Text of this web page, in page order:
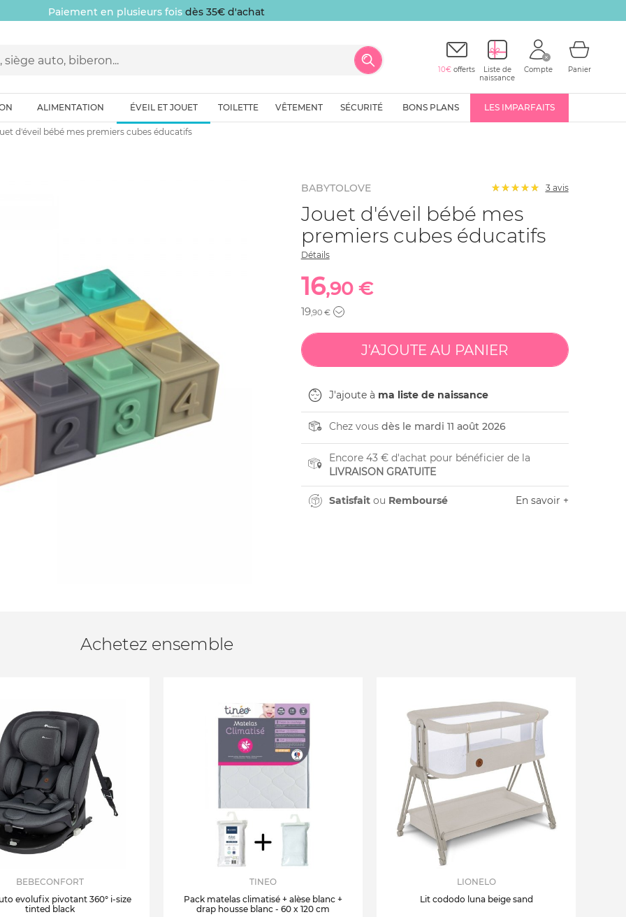
Paiement en plusieurs fois dès 35€ d'achat
10€ offerts
Liste de
naissance
Compte Panier
ALIMENTATION ÉVEIL ET JOUET TOILETTE VÊTEMENT SÉCURITÉ BONS PLANS LES IMPARFAITS
d'éveil bébé mes premiers cubes éducatifs
BABYTOLOVE 3avis
Jouet d'éveil bébé mes
premiers cubes éducatifs
Détails
16,90 €
19,90 €
J'ajoute à ma liste de naissance
Chez vous dès le mardi 11 août 2026
Encore 43 € d'achat pour bénéficier de la
LIVRAISON GRATUITE
Satisfaitou Remboursé En savoir +
Achetez ensemble
BEBECONFORT
evolufix pivotant 360° i-size
tinted black
TINEO
Pack matelas climatisé + alèse blanc +
drap housse blanc - 60 x 120 cm
LIONELO
Lit cododo luna beige sand